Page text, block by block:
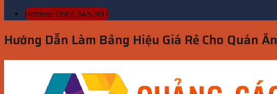
Hotline: 0961 345 997
Hướng Dẫn Làm Bảng Hiệu Giá Rẻ Cho Quán Ăn